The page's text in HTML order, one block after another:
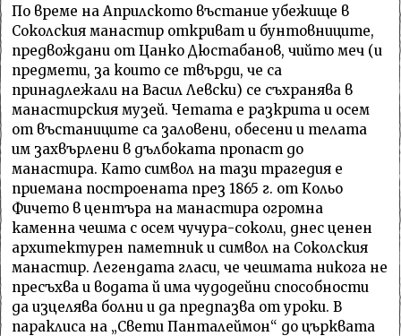
По време на Априлското въстание убежище в
Соколския манастир откриват и бунтовниците,
предвождани от Цанко Дюстабанов, чийто меч (и
предмети, за които се твърди, че са
принадлежали на Васил Левски) се съхранява в
манастирския музей. Четата е разкрита и осем
от въстаниците са заловени, обесени и телата
им захвърлени в дълбоката пропаст до
манастира. Като символ на тази трагедия е
приемана построената през 1865 г. от Кольо
Фичето в центъра на манастира огромна
каменна чешма с осем чучура-соколи, днес ценен
архитектурен паметник и символ на Соколския
манастир. Легендата гласи, че чешмата никога не
пресъхва и водата й има чудодейни способности
да изцелява болни и да предпазва от уроки. В
параклиса на „Свети Панталеймон“ до църквата